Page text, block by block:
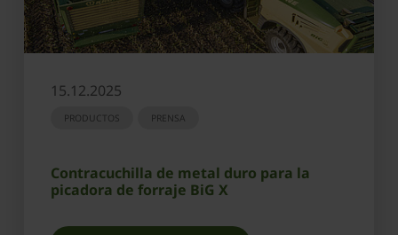
15.12.2025
PRODUCTOS PRENSA
Contracuchilla de metal duro para la
picadora de forraje BiG X